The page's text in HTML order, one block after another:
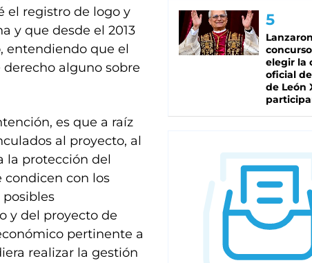
el registro de logo y
y que desde el 2013
entendiendo que el
alguno sobre
es que a raíz
al proyecto, al
la protección del
condicen con los
y del proyecto de
pertinente a
realizar la gestión
elegir la
oficial
de León